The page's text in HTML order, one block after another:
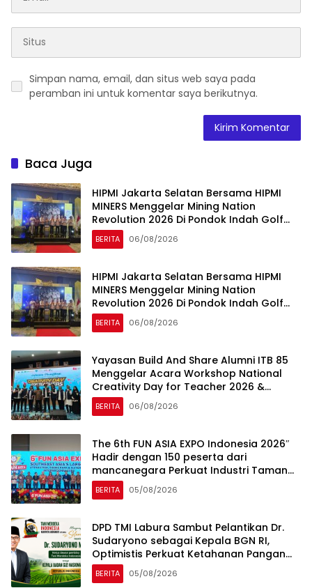
Simpan nama, email, dan situs web saya pada
peramban ini untuk komentar saya berikutnya.
Baca Juga
HIPMI Jakarta Selatan Bersama HIPMI
MINERS Menggelar Mining Nation
Revolution 2026 Di Pondok Indah Golf
Jakarta
BERITA 06/08/2026
HIPMI Jakarta Selatan Bersama HIPMI
MINERS Menggelar Mining Nation
Revolution 2026 Di Pondok Indah Golf
Jakarta
BERITA 06/08/2026
Yayasan Build And Share Alumni ITB 85
Menggelar Acara Workshop National
Creativity Day for Teacher 2026 &
Dibuka Resmi Pramono Anung (Gubernur
DKI Jakarta)
BERITA 06/08/2026
The 6th FUN ASIA EXPO Indonesia 2026″
Hadir dengan 150 peserta dari
mancanegara Perkuat Industri Taman
Rekreasi dan Ekosistem Pariwisata di
Tanah Air
BERITA 05/08/2026
DPD TMI Labura Sambut Pelantikan Dr.
Sudaryono sebagai Kepala BGN RI,
Optimistis Perkuat Ketahanan Pangan
dan Gizi Nasional
BERITA 05/08/2026